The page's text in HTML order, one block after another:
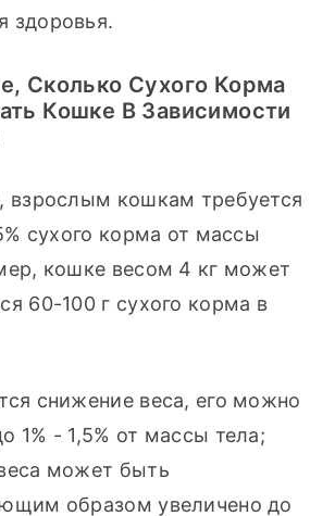
здоровья.
Сколько Сухого Корма
Кошке В Зависимости
взрослым кошкам требуется
сухого корма от массы
кошке весом 4 кг может
60-100 г сухого корма в
снижение веса, его можно
1% - 1,5% от массы тела;
может быть
образом увеличено до